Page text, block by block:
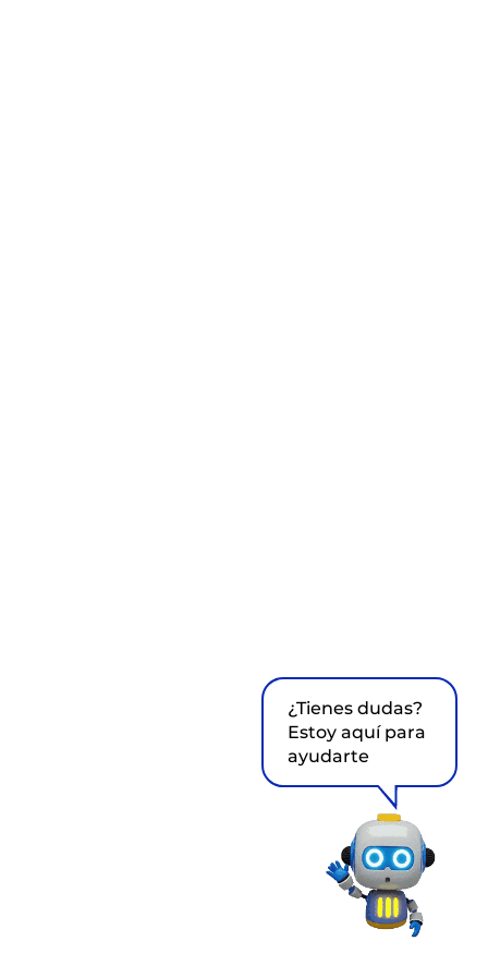
¿Tienes dudas?
Estoy aquí para
ayudarte